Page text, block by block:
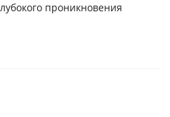
проникновения